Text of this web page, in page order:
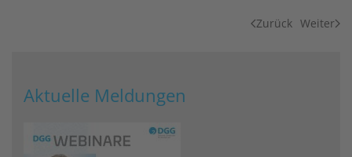
Zurück Weiter
Aktuelle Meldungen